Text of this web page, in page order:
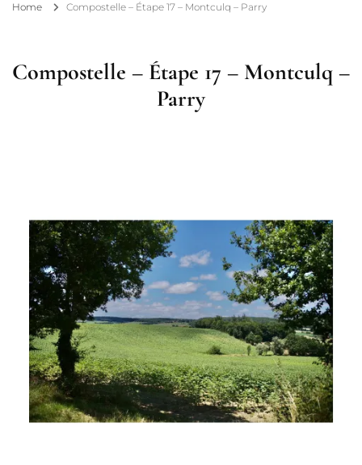
Home Compostelle – Étape 17 – Montculq – Parry
Compostelle – Étape 17 – Montculq –
Parry